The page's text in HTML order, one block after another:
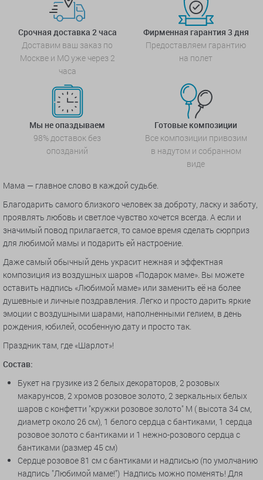
Срочная доставка 2 часа
Доставим ваш заказ по
Москве и МО уже через 2
часа
Фирменная гарантия 3 дня
Предоставляем гарантию
на полет
Мы не опаздываем
98% доставок без
опозданий
Готовые композиции
Все композиции привозим
в надутом и собранном
виде
Мама — главное слово в каждой судьбе.
Благодарить самого близкого человек за доброту, ласку и заботу,
проявлять любовь и светлое чувство хочется всегда. А если и
значимый повод прилагается, то самое время сделать сюрприз
для любимой мамы и подарить ей настроение.
Даже самый обычный день украсит нежная и эффектная
композиция из воздушных шаров «Подарок маме». Вы можете
оставить надпись «Любимой маме» или заменить её на более
душевные и личные поздравления. Легко и просто дарить яркие
эмоции с воздушными шарами, наполненными гелием, в день
рождения, юбилей, особенную дату и просто так.
Праздник там, где «Шарлот»!
Состав:
Букет на грузике из 2 белых декораторов, 2 розовых
макарунсов, 2 хромов розовое золото, 2 зеркальных белых
шаров с конфетти "кружки розовое золото" М ( высота 34 см,
диаметр около 26 см), 1 белого сердца с бантиками, 1 сердца
розовое золото с бантиками и 1 нежно-розового сердца с
бантиками (размер 45 см)
Сердце розовое 81 см с бантиками и надписью (по умолчанию
надпись "Любимой маме!") Надпись можно поменять! Для